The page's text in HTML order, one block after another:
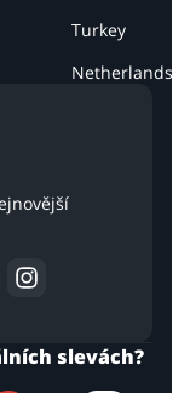
Turkey
Netherlands
slevách?